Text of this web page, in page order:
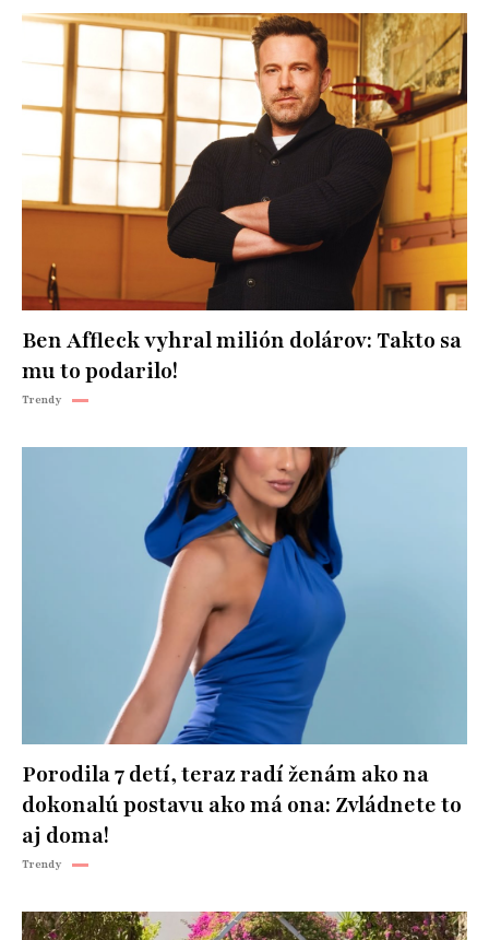
Ben Affleck vyhral milión dolárov: Takto sa
mu to podarilo!
Trendy
Porodila 7 detí, teraz radí ženám ako na
dokonalú postavu ako má ona: Zvládnete to
aj doma!
Trendy